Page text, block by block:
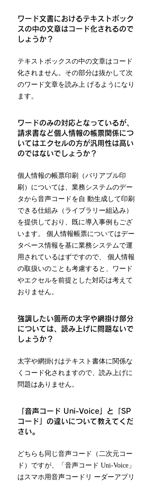
ワード文書におけるテキストボック
スの中の文章はコード化されるので
しょうか？
テキストボックスの中の文章はコード
化されません。その部分は抜かして次
のワード文章を読み上 げるようになり
ます。
ワードのみの対応となっているが、
請求書など個人情報の帳票関係につ
いてはエクセルの方が汎用性は高い
のではないでしょうか？
個人情報の帳票印刷（バリアブル印
刷）については、業務システムのデー
タから音声コードを自 動生成して印刷
できる仕組み（ライブラリー組込み）
を提供しており、既に導入事例もござ
います。 個人情報帳票についてはデー
タベース情報を基に業務システムで運
用されているはずですので、 個人情報
の取扱いのことも考慮すると、ワード
やエクセルを前提とした対応は考えて
おりません。
強調したい箇所の太字や網掛け部分
については、読み上げに問題ないで
しょうか？
太字や網掛けはテキスト書体に関係な
くコード化されますので、読み上げに
問題はありません。
「音声コード Uni-Voice」と「SP
コード」の違いについて教えてくだ
さい。
どちらも同じ音声コード（二次元コー
ド）ですが、「音声コード Uni-Voice」
はスマホ用音声コードリ ーダーアプリ